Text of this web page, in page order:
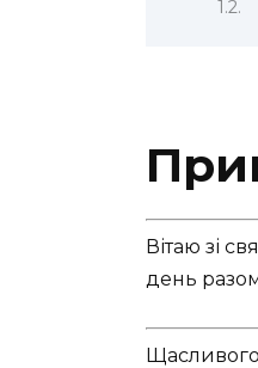
Вітаю зі
день
Щасливого